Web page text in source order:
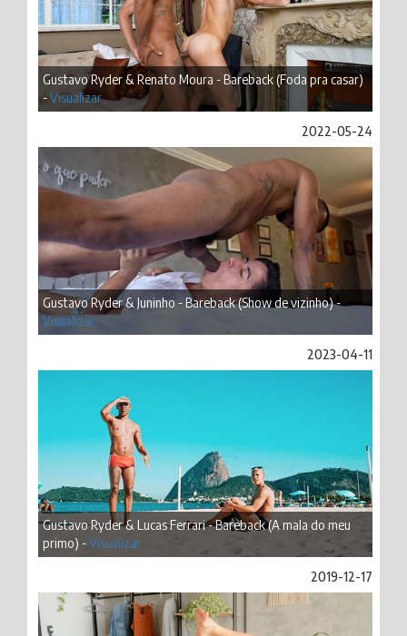
Gustavo Ryder & Renato Moura - Bareback (Foda pra casar)
-Visualizar
2022-05-24
Gustavo Ryder & Juninho - Bareback (Show de vizinho) -
Visualizar
2023-04-11
Gustavo Ryder & Lucas Ferrari - Bareback (A mala do meu
primo) -Visualizar
2019-12-17